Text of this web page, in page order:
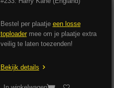
Bestel per plaatje een losse
toploadermee om je plaatje extra
veilig te laten toezenden!
Bekijk details